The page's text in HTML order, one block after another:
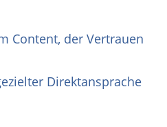
Content, der Vertrauen
Direktansprache